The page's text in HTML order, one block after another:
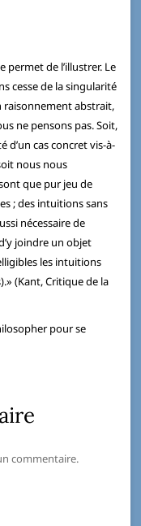
permet de l’illustrer. Le
cesse de la singularité
raisonnement abstrait,
ne pensons pas. Soit,
d’un cas concret vis-à-
nous nous
que pur jeu de
; des intuitions sans
nécessaire de
joindre un objet
les intuitions
(Kant, Critique de la
pour se
commentaire.